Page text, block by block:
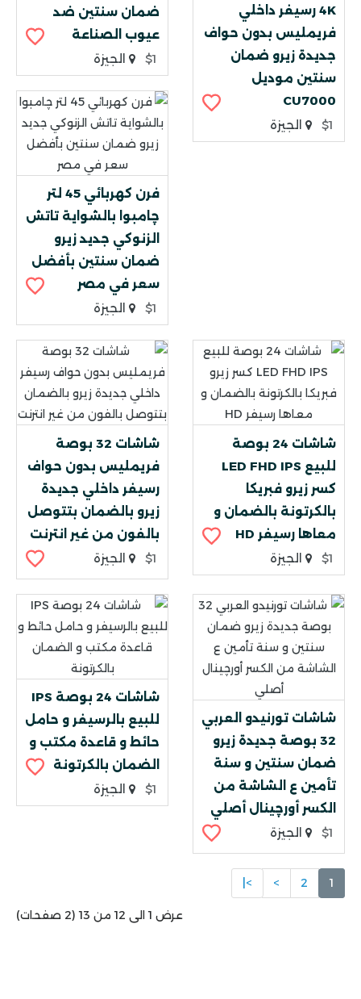
4K رسيفر داخلي
فريمليس بدون حواف
جديدة زيرو ضمان
سنتين موديل
CU7000
$1
الجيزة
ضمان سنتين ضد
عيوب الصناعة
$1
الجيزة
فرن كهربائي 45 لتر
چامبوا بالشواية تاتش
الزنوكي جديد زيرو
ضمان سنتين بأفضل
سعر في مصر
$1
الجيزة
شاشات 24 بوصة
للبيع LED FHD IPS
كسر زيرو فبريكا
بالكرتونة بالضمان و
معاها رسيفر HD
$1
الجيزة
شاشات 32 بوصة
فريمليس بدون حواف
رسيفر داخلي جديدة
زيرو بالضمان بتتوصل
بالفون من غير انترنت
$1
الجيزة
شاشات تورنيدو العربي
32 بوصة جديدة زيرو
ضمان سنتين و سنة
تأمين ع الشاشة من
الكسر أورچينال أصلي
$1
الجيزة
شاشات 24 بوصة IPS
للبيع بالرسيفر و حامل
حائط و قاعدة مكتب و
الضمان بالكرتونة
$1
الجيزة
1
2
>
>|
عرض 1 الى 12 من 13 (2 صفحات)